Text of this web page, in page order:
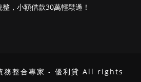
，小額借款30萬輕鬆過！
務整合專家 - 優利貸 All rights